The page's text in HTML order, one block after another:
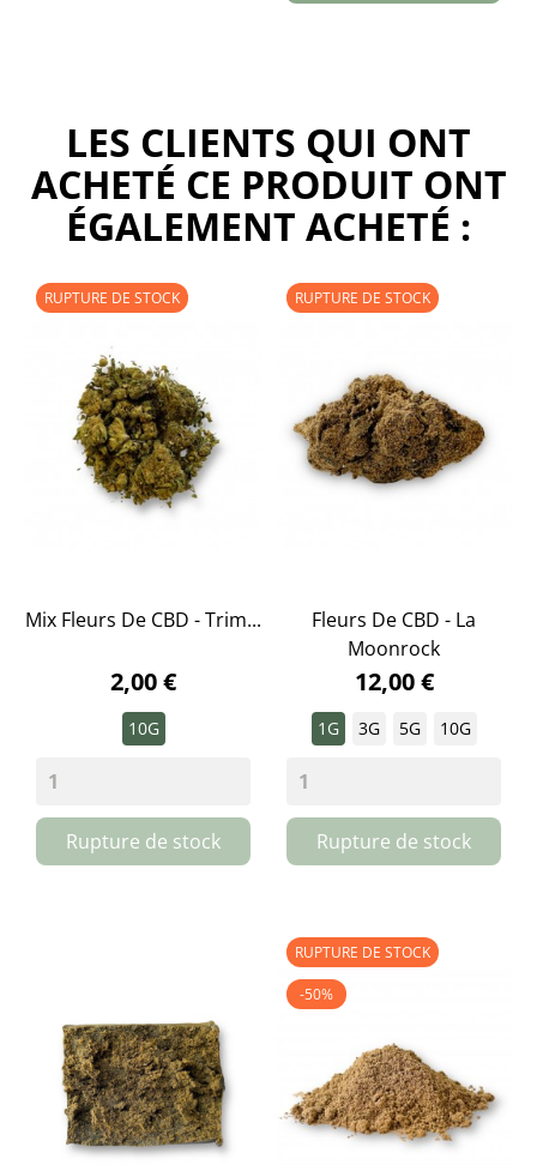
LES CLIENTS QUI ONT
ACHETÉ CE PRODUIT ONT
ÉGALEMENT ACHETÉ :
Mix Fleurs De CBD - Trim...
2,00 €
10G
Rupture de stock
RUPTURE DE STOCK
Fleurs De CBD - La
Moonrock
12,00 €
1G 3G 5G 10G
Rupture de stock
RUPTURE DE STOCK
RUPTURE DE STOCK
-50%